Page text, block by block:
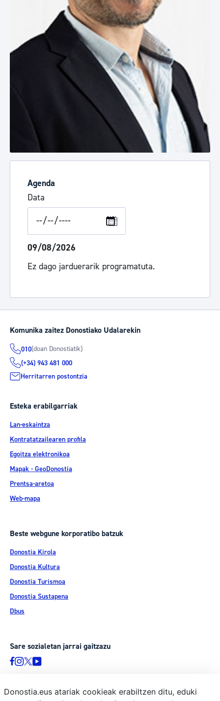
Agenda
Data
09/08/2026
Ez dago jarduerarik programatuta.
Komunika zaitez Donostiako Udalarekin
010(doan Donostiatik)
(+34) 943 481 000
Herritarren postontzia
Esteka erabilgarriak
Lan-eskaintza
Kontratatzailearen profila
Egoitza elektronikoa
Mapak - GeoDonostia
Prentsa-aretoa
Web-mapa
Beste webgune korporatibo batzuk
Donostia Kirola
Donostia Kultura
Donostia Turismoa
Donostia Sustapena
Dbus
Sare sozialetan jarrai gaitzazu
Donostia.eus atariak cookieak erabiltzen ditu, eduki